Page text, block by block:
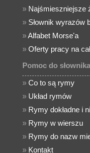
» Najśmieszniejsze
» Słownik wyrazów
»Alfabet Morse'a
»Oferty pracy na
Pomoc do
»Co to są rymy
» Układ rymów
» Rymy dokładne i
» Rymy w wierszu
» Rymy do nazw
» Kontakt